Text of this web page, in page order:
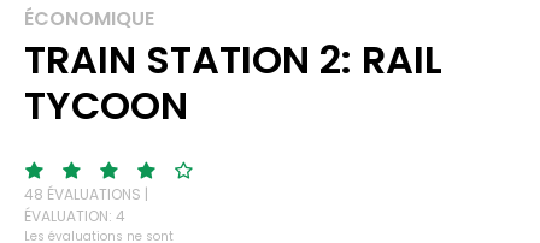
ÉCONOMIQUE
TRAIN STATION 2: RAIL
TYCOON
48 ÉVALUATIONS |
ÉVALUATION: 4
Les évaluations ne sont